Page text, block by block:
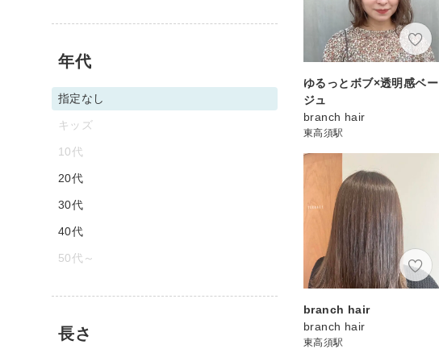
ゆるっとボブ×透明感ベー
ジュ
branch hair
東高須駅
branch hair
branch hair
東高須駅
年代
指定なし
キッズ
10代
20代
30代
40代
50代～
長さ